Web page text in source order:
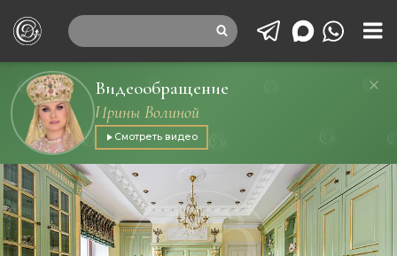
Видеообращение
Ирины Волиной
Смотреть видео